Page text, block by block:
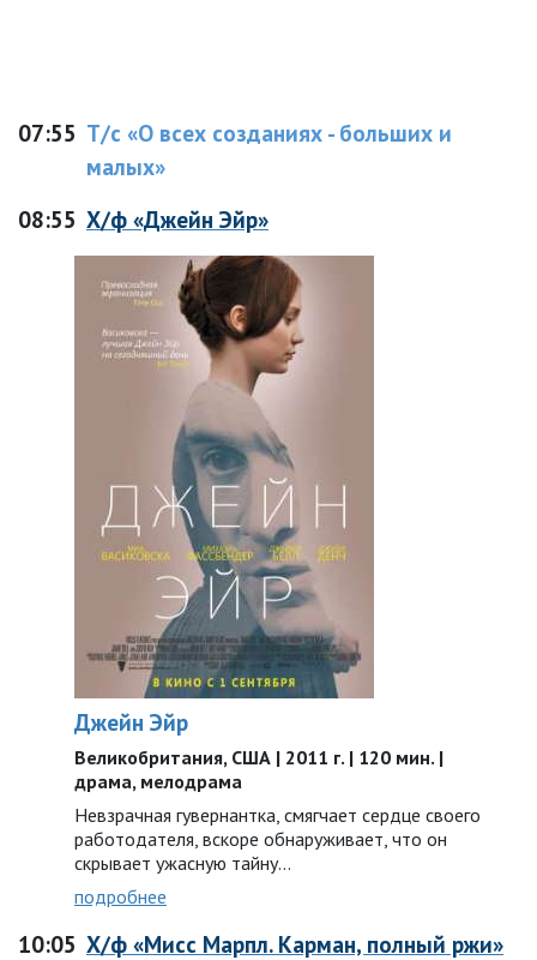
07:55 Т/с «О всех созданиях - больших и
малых»
08:55 Х/ф «Джейн Эйр»
Джейн Эйр
Великобритания, США | 2011 г. | 120 мин. |
драма, мелодрама
Невзрачная гувернантка, смягчает сердце своего
работодателя, вскоре обнаруживает, что он
скрывает ужасную тайну…
подробнее
10:05 Х/ф «Мисс Марпл. Карман, полный ржи»